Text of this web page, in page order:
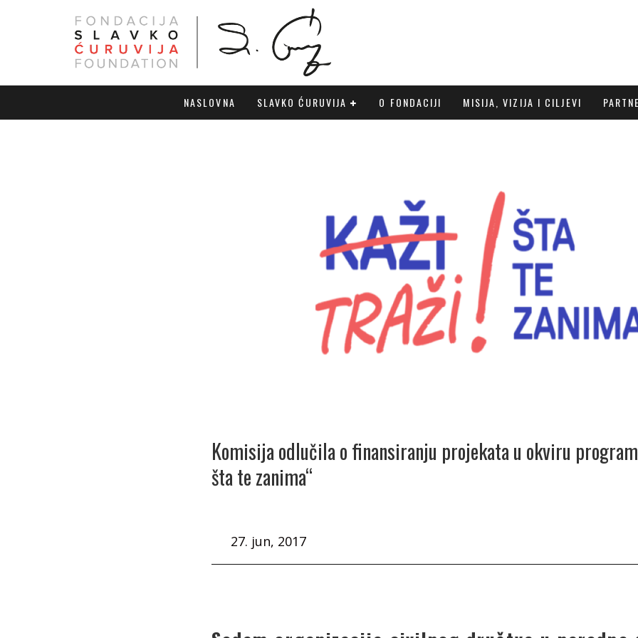
NASLOVNA SLAVKO ĆURUVIJA O FONDACIJI MISIJA, VIZIJA I CILJEVI
Komisija odlučila o finansiranju projekata u okviru
šta te zanima“
27. jun, 2017